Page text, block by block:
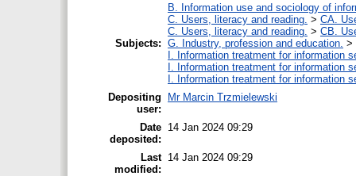
Subjects:
B. Information use and sociology of
C. Users, literacy and reading. > CA.
C. Users, literacy and reading. > CB.
G. Industry, profession and education. >
I. Information treatment for information
I. Information treatment for information
I. Information treatment for information
Depositing
user:
Mr Marcin Trzmielewski
Date
deposited:
14 Jan 2024 09:29
Last
modified:
14 Jan 2024 09:29